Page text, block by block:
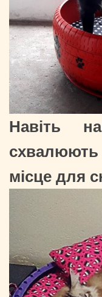
Навіть
місце для